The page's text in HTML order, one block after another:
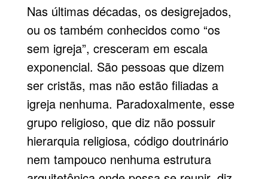
Nas últimas décadas, os desigrejados,
ou os também conhecidos como “os
sem igreja”, cresceram em escala
exponencial. São pessoas que dizem
ser cristãs, mas não estão filiadas a
igreja nenhuma. Paradoxalmente, esse
grupo religioso, que diz não possuir
hierarquia religiosa, código doutrinário
nem tampouco nenhuma estrutura